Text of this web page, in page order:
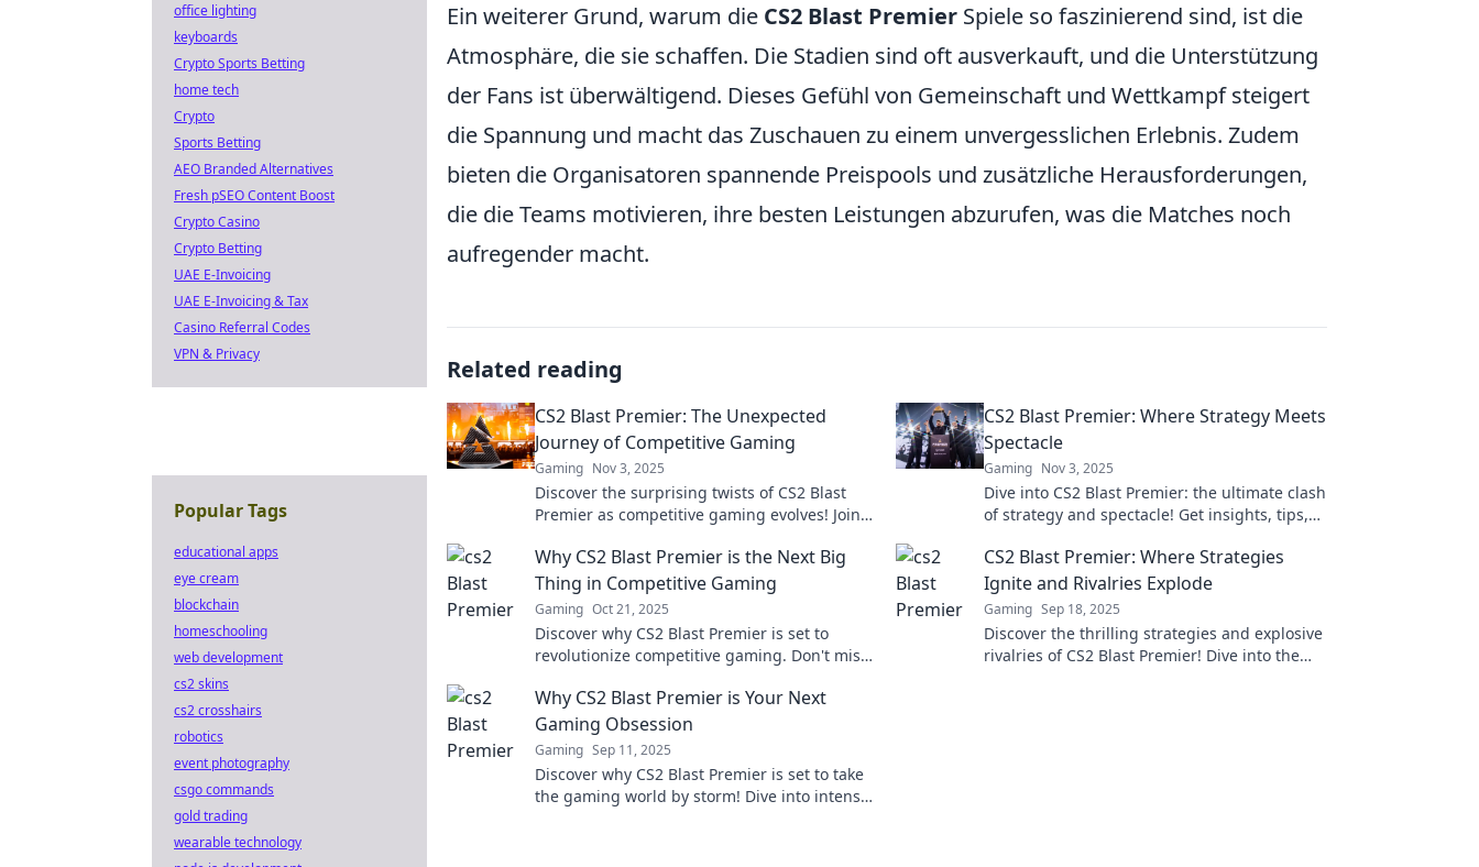
Ein weiterer Grund, warum die CS2 Blast Premier Spiele so faszinierend sind, ist die
Atmosphäre, die sie schaffen. Die Stadien sind oft ausverkauft, und die Unterstützung
der Fans ist überwältigend. Dieses Gefühl von Gemeinschaft und Wettkampf steigert
die Spannung und macht das Zuschauen zu einem unvergesslichen Erlebnis. Zudem
bieten die Organisatoren spannende Preispools und zusätzliche Herausforderungen,
die die Teams motivieren, ihre besten Leistungen abzurufen, was die Matches noch
aufregender macht.
Related reading
CS2 Blast Premier: The Unexpected
Journey of Competitive Gaming
Gaming Nov 3, 2025
Discover the surprising twists of CS2 Blast
Premier as competitive gaming evolves! Join
CS2 Blast Premier: Where Strategy Meets
Spectacle
Gaming Nov 3, 2025
Dive into CS2 Blast Premier: the ultimate clash
of strategy and spectacle! Get insights, tips,
action!
Why CS2 Blast Premier is the Next Big
Thing in Competitive Gaming
Gaming Oct 21, 2025
Discover why CS2 Blast Premier is set to
revolutionize competitive gaming. Don't miss
CS2 Blast Premier: Where Strategies
Ignite and Rivalries Explode
Gaming Sep 18, 2025
Discover the thrilling strategies and explosive
rivalries of CS2 Blast Premier! Dive into the
Why CS2 Blast Premier is Your Next
Gaming Obsession
Gaming Sep 11, 2025
Discover why CS2 Blast Premier is set to take
the gaming world by storm! Dive into intense
office lighting
keyboards
Crypto Sports Betting
home tech
Crypto
Sports Betting
AEO Branded Alternatives
Fresh pSEO Content Boost
Crypto Casino
Crypto Betting
UAE E-Invoicing
UAE E-Invoicing & Tax
Casino Referral Codes
VPN & Privacy
Popular Tags
educational apps
eye cream
blockchain
homeschooling
web development
cs2 skins
cs2 crosshairs
robotics
event photography
csgo commands
gold trading
wearable technology